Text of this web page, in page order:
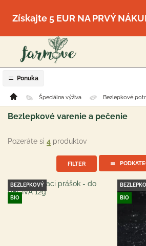
Získajte 5 EUR NA PRVÝ
Ponuka
Špeciálna výživa Bezlepkové
Bezlepkové varenie a pečenie
Pozeráte si 4 produktov
FILTER
BEZLEPKOVÝ
BIO BIO